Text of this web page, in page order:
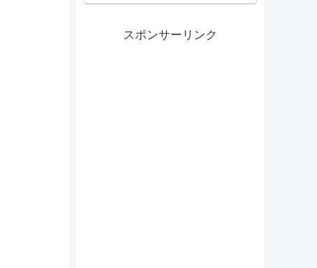
スポンサーリンク